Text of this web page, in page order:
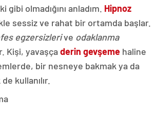
olmadığını anladım. Hipnoz
sessiz ve rahat bir ortamda başlar.
egzersizlerive odaklanma
Kişi, yavaşçaderin gevşeme haline
bir nesneye bakmak ya da
kullanılır.